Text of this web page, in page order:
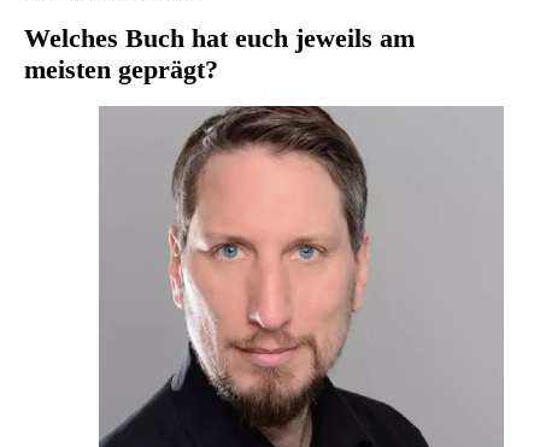
Welches Buch hat euch jeweils am
meisten geprägt?